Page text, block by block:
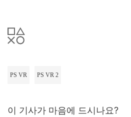
PS VR PS VR 2
이 기사가 마음에 드시나요?